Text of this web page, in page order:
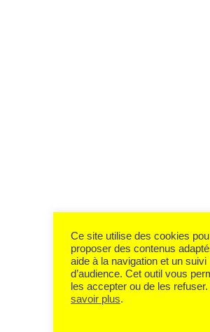
Ce site utilise des cookies
proposer des contenus
aide à la navigation et un suivi
d’audience. Cet outil vous
les accepter ou de les refuser.
savoir plus.